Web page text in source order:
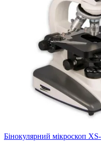
Бінокулярний мікроскоп